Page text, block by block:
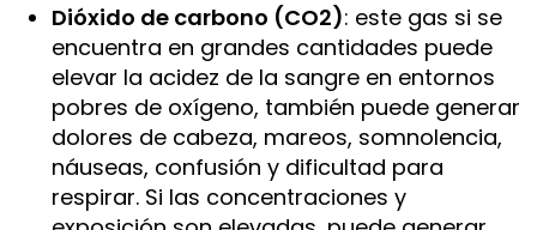
Dióxido de carbono (CO2): este gas si se
encuentra en grandes cantidades puede
elevar la acidez de la sangre en entornos
pobres de oxígeno, también puede generar
dolores de cabeza, mareos, somnolencia,
náuseas, confusión y dificultad para
respirar. Si las concentraciones y